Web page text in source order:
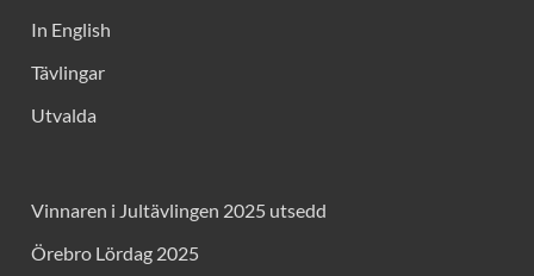
In English
Tävlingar
Utvalda
Vinnaren i Jultävlingen 2025 utsedd
Örebro Lördag 2025